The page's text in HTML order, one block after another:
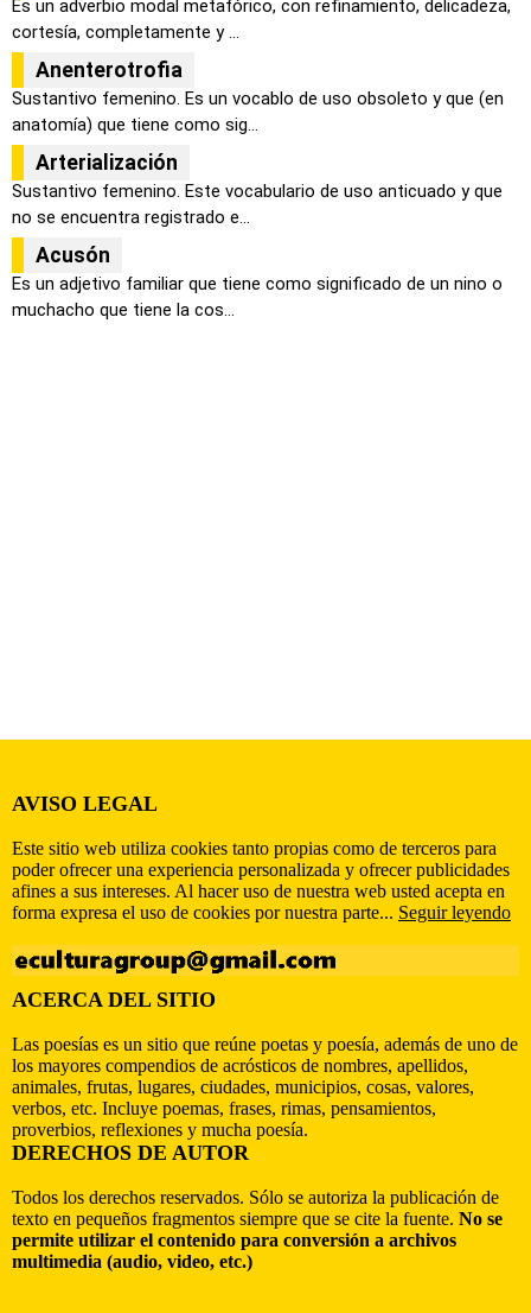
Es un adverbio modal metafórico, con refinamiento, delicadeza,
cortesía, completamente y ...
Anenterotrofia
Sustantivo femenino. Es un vocablo de uso obsoleto y que (en
anatomía) que tiene como sig...
Arterialización
Sustantivo femenino. Este vocabulario de uso anticuado y que
no se encuentra registrado e...
Acusón
Es un adjetivo familiar que tiene como significado de un nino o
muchacho que tiene la cos...
AVISO LEGAL
Este sitio web utiliza cookies tanto propias como de terceros para
poder ofrecer una experiencia personalizada y ofrecer publicidades
afines a sus intereses. Al hacer uso de nuestra web usted acepta en
forma expresa el uso de cookies por nuestra parte... Seguir leyendo
ACERCA DEL SITIO
Las poesías es un sitio que reúne poetas y poesía, además de uno de
los mayores compendios de acrósticos de nombres, apellidos,
animales, frutas, lugares, ciudades, municipios, cosas, valores,
verbos, etc. Incluye poemas, frases, rimas, pensamientos,
proverbios, reflexiones y mucha poesía.
DERECHOS DE AUTOR
Todos los derechos reservados. Sólo se autoriza la publicación de
texto en pequeños fragmentos siempre que se cite la fuente. No se
permite utilizar el contenido para conversión a archivos
multimedia (audio, video, etc.)